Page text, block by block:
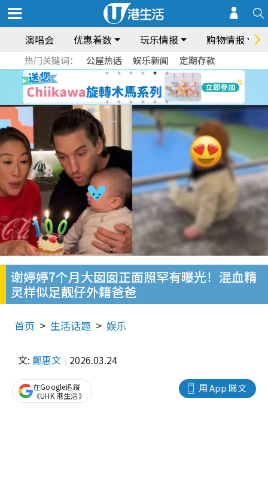
演唱会 优惠着数 玩乐情报 购物情报
热门关键词： 公屋热话 娱乐新闻 定期存款
谢婷婷7个月大囡囡正面照罕有曝光！混血精
灵样似足靓仔外籍爸爸
首页 生活话题 娱乐
文: 鄭惠文 2026.03.24
用 App 睇文
在Google追蹤
《UHK 港生活》